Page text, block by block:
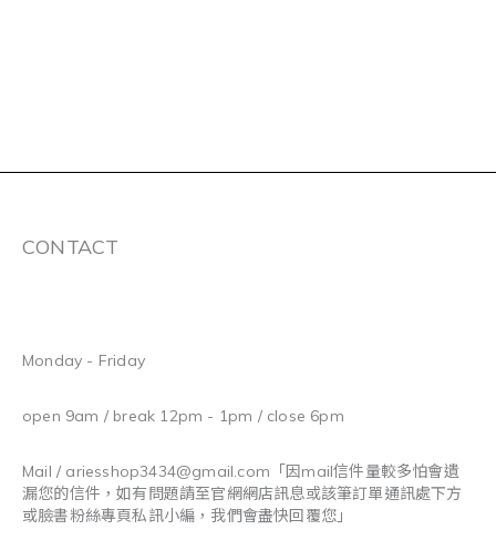
CONTACT
Monday - Friday
open 9am / break 12pm - 1pm / close 6pm
Mail / ariesshop3434@gmail.com 「因mail信件量較多怕會遺
漏您的信件，如有問題請至官網網店訊息或該筆訂單通訊處下方
或臉書粉絲專頁私訊小編，我們會盡快回覆您」